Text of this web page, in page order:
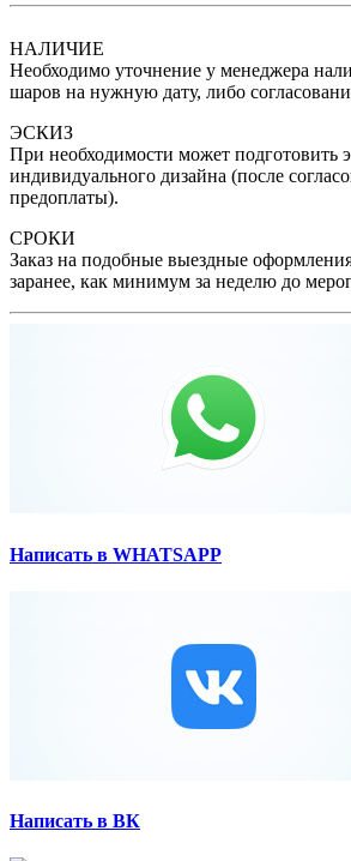
НАЛИЧИЕ
Необходимо уточнение у менеджера
шаров на нужную дату, либо
ЭСКИЗ
При необходимости может подготовить
индивидуального дизайна (после
предоплаты).
СРОКИ
Заказ на подобные выездные
заранее, как минимум за неделю до
Написать в WHATSAPP
Написать в ВК